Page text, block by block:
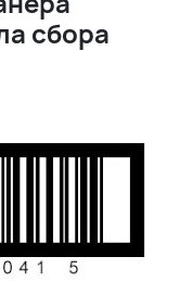
сбора